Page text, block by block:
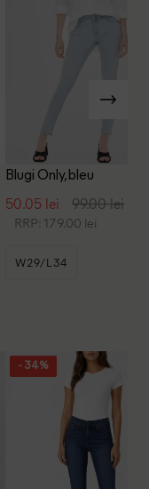
Blugi Only, bleu
50.05 lei 99.00 lei
RRP: 179.00 lei
W29/L34
- 34%